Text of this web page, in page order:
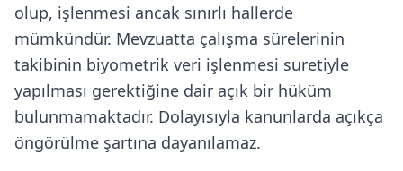
olup, işlenmesi ancak sınırlı hallerde
mümkündür. Mevzuatta çalışma sürelerinin
takibinin biyometrik veri işlenmesi suretiyle
yapılması gerektiğine dair açık bir hüküm
bulunmamaktadır. Dolayısıyla kanunlarda açıkça
öngörülme şartına dayanılamaz.